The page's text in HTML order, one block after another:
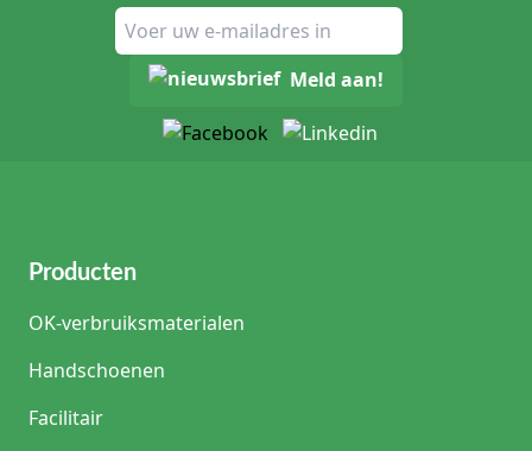
Meld aan!
Producten
OK-verbruiksmaterialen
Handschoenen
Facilitair